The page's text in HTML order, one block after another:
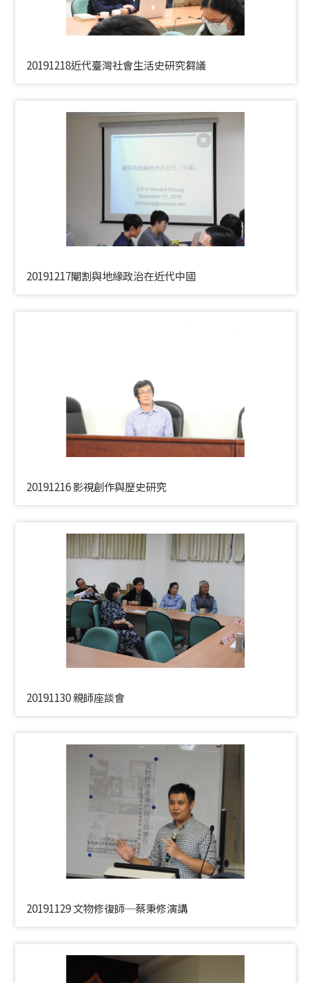
20191218近代臺灣社會生活史研究芻議
20191217閹割與地緣政治在近代中國
20191216 影視創作與歷史研究
20191130 親師座談會
20191129 文物修復師─蔡秉修演講